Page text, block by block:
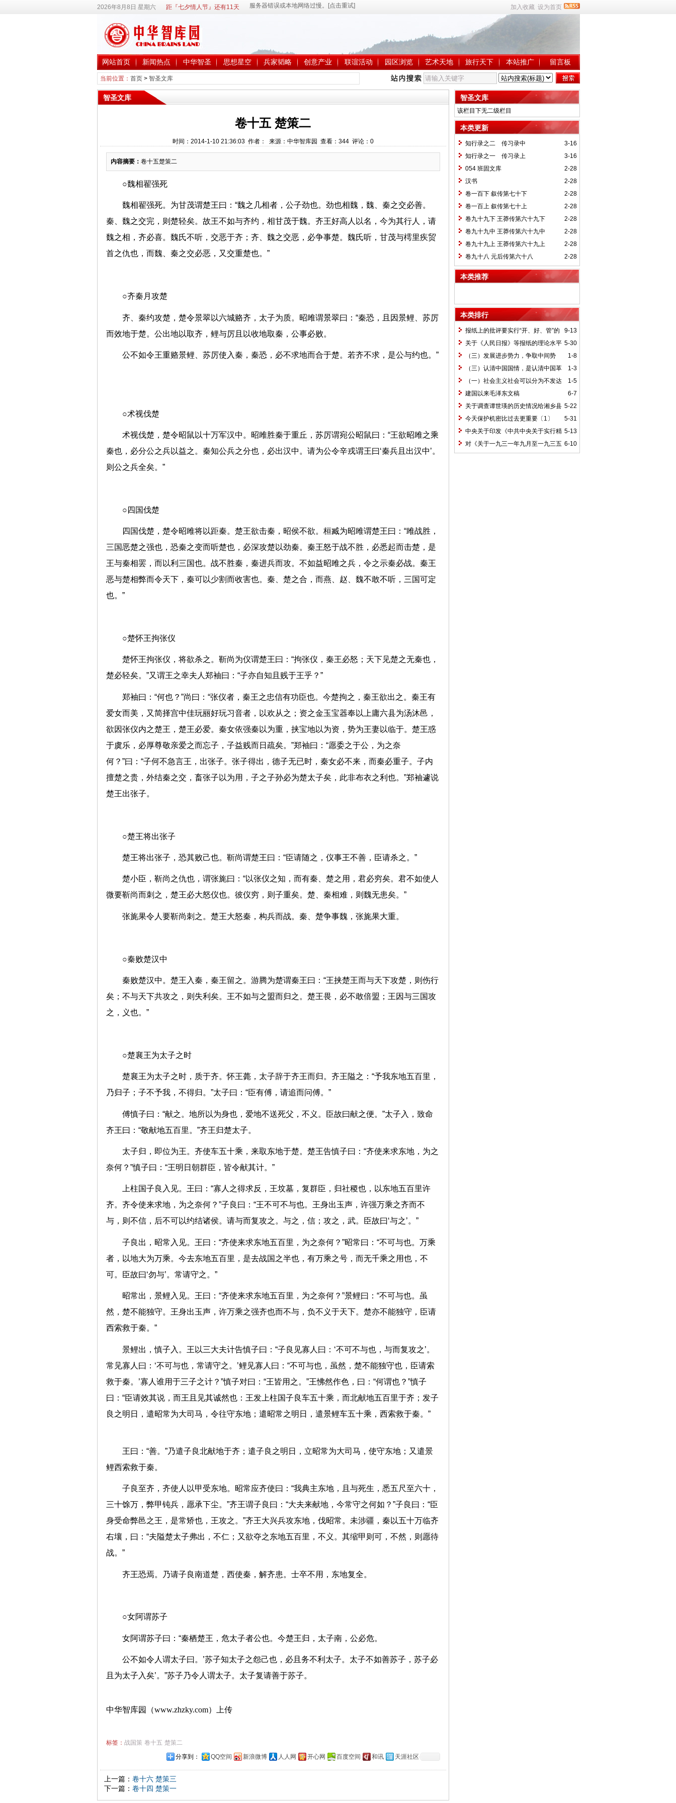
2026年8月8日 星期六 距『七夕情人节』还有11天 加入收藏 设为首页
网站首页 新闻热点 中华智圣 思想星空 兵家韬略 创意产业 联谊活动 园区浏览 艺术天地 旅行天下 本站推广 留言板
当前位置： 首页> 智圣文库
智圣文库
卷十五 楚策二
时间：2014-1-10 21:36:03 作者： 来源：中华智库园 查看： 344评论： 0
内容摘要： 卷十五楚策二
○魏相翟强死
魏相翟强死。为甘茂谓楚王曰：“魏之几相者，公子劲也。劲也相魏，魏、秦之交必善。
秦、魏之交完，则楚轻矣。故王不如与齐约，相甘茂于魏。齐王好高人以名，今为其行人，请
魏之相，齐必喜。魏氏不听，交恶于齐；齐、魏之交恶，必争事楚。魏氏听，甘茂与樗里疾贸
首之仇也，而魏、秦之交必恶，又交重楚也。”
○齐秦月攻楚
齐、秦约攻楚，楚令景翠以六城赂齐，太子为质。昭雎谓景翠曰：“秦恐，且因景鲤、苏厉
而效地于楚。公出地以取齐，鲤与厉且以收地取秦，公事必败。
公不如令王重赂景鲤、苏厉使入秦，秦恐，必不求地而合于楚。若齐不求，是公与约也。”
○术视伐楚
术视伐楚，楚令昭鼠以十万军汉中。昭雎胜秦于重丘，苏厉谓宛公昭鼠曰：“王欲昭雎之乘
秦也，必分公之兵以益之。秦知公兵之分也，必出汉中。请为公令辛戎谓王曰‘秦兵且出汉中’。
则公之兵全矣。”
○四国伐楚
四国伐楚，楚令昭雎将以距秦。楚王欲击秦，昭侯不欲。桓臧为昭雎谓楚王曰：“雎战胜，
三国恶楚之强也，恐秦之变而听楚也，必深攻楚以劲秦。秦王怒于战不胜，必悉起而击楚，是
王与秦相罢，而以利三国也。战不胜秦，秦进兵而攻。不如益昭雎之兵，令之示秦必战。秦王
恶与楚相弊而令天下，秦可以少割而收害也。秦、楚之合，而燕、赵、魏不敢不听，三国可定
也。”
○楚怀王拘张仪
楚怀王拘张仪，将欲杀之。靳尚为仪谓楚王曰：“拘张仪，秦王必怒；天下见楚之无秦也，
楚必轻矣。”又谓王之幸夫人郑袖曰：“子亦自知且贱于王乎？”
郑袖曰：“何也？”尚曰：“张仪者，秦王之忠信有功臣也。今楚拘之，秦王欲出之。秦王有
爱女而美，又简择宫中佳玩丽好玩习音者，以欢从之；资之金玉宝器奉以上庸六县为汤沐邑，
欲因张仪内之楚王，楚王必爱。秦女依强秦以为重，挟宝地以为资，势为王妻以临于。楚王惑
于虞乐，必厚尊敬亲爱之而忘子，子益贱而日疏矣。”郑袖曰：“愿委之于公，为之奈
何？”曰：“子何不急言王，出张子。张子得出，德子无已时，秦女必不来，而秦必重子。子内
擅楚之贵，外结秦之交，畜张子以为用，子之子孙必为楚太子矣，此非布衣之利也。”郑袖遽说
楚王出张子。
○楚王将出张子
楚王将出张子，恐其败己也。靳尚谓楚王曰：“臣请随之，仪事王不善，臣请杀之。”
楚小臣，靳尚之仇也，谓张旄曰：“以张仪之知，而有秦、楚之用，君必穷矣。君不如使人
微要靳尚而刺之，楚王必大怒仪也。彼仪穷，则子重矣。楚、秦相难，则魏无患矣。”
张旄果令人要靳尚刺之。楚王大怒秦，构兵而战。秦、楚争事魏，张旄果大重。
○秦败楚汉中
秦败楚汉中。楚王入秦，秦王留之。游腾为楚谓秦王曰：“王挟楚王而与天下攻楚，则伤行
矣；不与天下共攻之，则失利矣。王不如与之盟而归之。楚王畏，必不敢倍盟；王因与三国攻
之，义也。”
○楚襄王为太子之时
楚襄王为太子之时，质于齐。怀王薨，太子辞于齐王而归。齐王隘之：“予我东地五百里，
乃归子；子不予我，不得归。”太子曰：“臣有傅，请追而问傅。”
傅慎子曰：“献之。地所以为身也，爱地不送死父，不义。臣故曰献之便。”太子入，致命
齐王曰：“敬献地五百里。”齐王归楚太子。
太子归，即位为王。齐使车五十乘，来取东地于楚。楚王告慎子曰：“齐使来求东地，为之
奈何？”慎子曰：“王明日朝群臣，皆令献其计。”
上柱国子良入见。王曰：“寡人之得求反，王坟墓，复群臣，归社稷也，以东地五百里许
齐。齐令使来求地，为之奈何？”子良曰：“王不可不与也。王身出玉声，许强万乘之齐而不
与，则不信，后不可以约结诸侯。请与而复攻之。与之，信；攻之，武。臣故曰‘与之’。”
子良出，昭常入见。王曰：“齐使来求东地五百里，为之奈何？”昭常曰：“不可与也。万乘
者，以地大为万乘。今去东地五百里，是去战国之半也，有万乘之号，而无千乘之用也，不
可。臣故曰‘勿与’。常请守之。”
昭常出，景鲤入见。王曰：“齐使来求东地五百里，为之奈何？”景鲤曰：“不可与也。虽
然，楚不能独守。王身出玉声，许万乘之强齐也而不与，负不义于天下。楚亦不能独守，臣请
西索救于秦。”
景鲤出，慎子入。王以三大夫计告慎子曰：“子良见寡人曰：‘不可不与也，与而复攻之’。
常见寡人曰：‘不可与也，常请守之。’鲤见寡人曰：“不可与也，虽然，楚不能独守也，臣请索
救于秦。’寡人谁用于三子之计？”慎子对曰：“王皆用之。”王怫然作色，曰：“何谓也？”慎子
曰：“臣请效其说，而王且见其诚然也：王发上柱国子良车五十乘，而北献地五百里于齐；发子
良之明日，遣昭常为大司马，令往守东地；遣昭常之明日，遣景鲤车五十乘，西索救于秦。”
王曰：“善。”乃遣子良北献地于齐；遣子良之明日，立昭常为大司马，使守东地；又遣景
鲤西索救于秦。
子良至齐，齐使人以甲受东地。昭常应齐使曰：“我典主东地，且与死生，悉五尺至六十，
三十馀万，弊甲钝兵，愿承下尘。”齐王谓子良曰：“大夫来献地，今常守之何如？”子良曰：“臣
身受命弊邑之王，是常矫也，王攻之。”齐王大兴兵攻东地，伐昭常。未涉疆，秦以五十万临齐
右壤，曰：“夫隘楚太子弗出，不仁；又欲夺之东地五百里，不义。其缩甲则可，不然，则愿待
战。”
齐王恐焉。乃请子良南道楚，西使秦，解齐患。士卒不用，东地复全。
○女阿谓苏子
女阿谓苏子曰：“秦栖楚王，危太子者公也。今楚王归，太子南，公必危。
公不如令人谓太子曰。’苏子知太子之怨己也，必且务不利太子。太子不如善苏子，苏子必
且为太子入矣’。”苏子乃令人谓太子。太子复请善于苏子。
中华智库园（www.zhzky.com）上传
标签： 战国策 卷十五 楚策二
分享到：
QQ空间 新浪微博 人人网 开心网 百度空间 和讯 天涯社区
上一篇： 卷十六 楚策三
下一篇： 卷十四 楚策一
智圣文库
该栏目下无二级栏目
本类更新
3-16
知行录之二 传习录中
3-16
知行录之一 传习录上
2-28
054 班固文库
2-28
汉书
2-28
卷一百下 叙传第七十下
2-28
卷一百上 叙传第七十上
2-28
卷九十九下 王莽传第六十九下
2-28
卷九十九中 王莽传第六十九中
2-28
卷九十九上 王莽传第六十九上
2-28
卷九十八 元后传第六十八
本类推荐
本类排行
9-13
报纸上的批评要实行“开、好、管”的
方针*
5-30
关于《人民日报》等报纸的理论水平
的批语〔1〕
1-8
（三）发展进步势力，争取中间势
力，孤立顽固势力
1-3
（三）认清中国国情，是认清中国革
命一切问题的基本依据
1-5
（一）社会主义社会可以分为不发达
和比较发达两个阶段
6-7
建国以来毛泽东文稿
5-22
关于调查谭世瑛的历史情况给湘乡县
委的信和给谭世瑛的复信
5-31
今天保护机密比过去更重要〔1〕
5-13
中央关于印发《中共中央关于实行精
兵简政、增产节约、反对贪污、反对浪费
和反对官僚主义的决定》的通知和毛泽东
6-10
对《关于一九三一年九月至一九三五